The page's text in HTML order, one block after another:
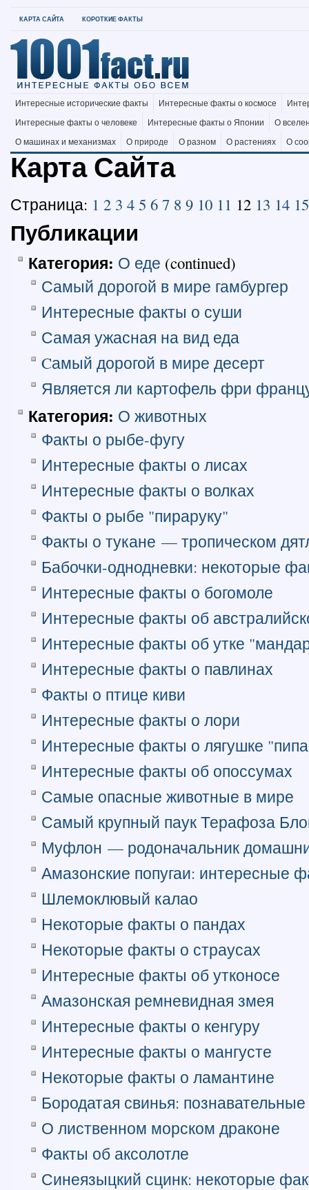
КАРТА САЙТА КОРОТКИЕ ФАКТЫ
Интересные исторические факты Интересные факты о космосе
Интересные факты о человеке
Интересные факты о Японии
О
О машинах и механизмах
О природе О разном О растениях О
Карта Сайта
Страница: 1 2 3 4 5 6 7 8 9 10 11 12 13 14 15
Публикации
Категория: О еде (continued)
Самый дорогой в мире гамбургер
Интересные факты о суши
Самая ужасная на вид еда
Cамый дорогой в мире десерт
Является ли картофель фри
Категория: О животных
Факты о рыбе-фугу
Интересные факты о лисах
Интересные факты о волках
Факты о рыбе "пираруку"
Факты о тукане — тропическом
Бабочки-однодневки: некоторые
Интересные факты о богомоле
Интересные факты об
Интересные факты об утке
Интересные факты о павлинах
Факты о птице киви
Интересные факты о лори
Интересные факты о лягушке
Интересные факты об опоссумах
Самые опасные животные в мире
Самый крупный паук Терафоза
Муфлон — родоначальник
Амазонские попугаи: интересные
Шлемоклювый калао
Некоторые факты о пандах
Некоторые факты о страусах
Интересные факты об утконосе
Амазонская ремневидная змея
Интересные факты о кенгуру
Интересные факты о мангусте
Некоторые факты о ламантине
Бородатая свинья:
О лиственном морском драконе
Факты об аксолотле
Синеязыцкий сцинк: некоторые